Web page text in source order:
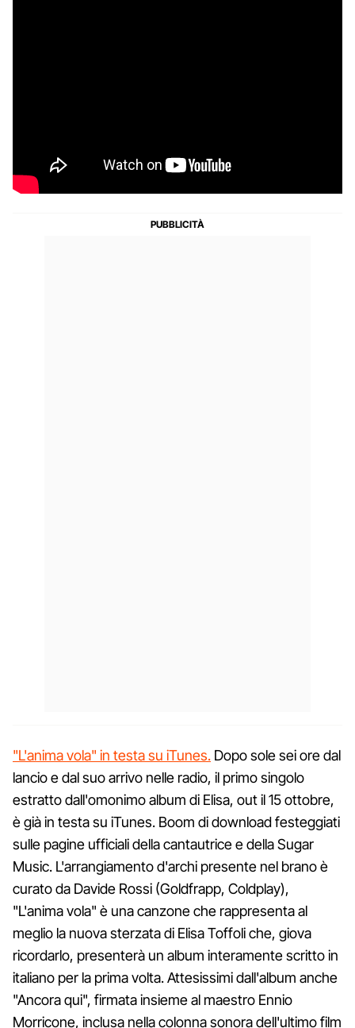
"L'anima vola" in testa su iTunes. Dopo sole sei ore dal
lancio e dal suo arrivo nelle radio, il primo singolo
estratto dall'omonimo album di Elisa, out il 15 ottobre,
è già in testa su iTunes. Boom di download festeggiati
sulle pagine ufficiali della cantautrice e della Sugar
Music. L'arrangiamento d'archi presente nel brano è
curato da Davide Rossi (Goldfrapp, Coldplay),
"L'anima vola" è una canzone che rappresenta al
meglio la nuova sterzata di Elisa Toffoli che, giova
ricordarlo, presenterà un album interamente scritto in
italiano per la prima volta. Attesissimi dall'album anche
"Ancora qui", firmata insieme al maestro Ennio
Morricone, inclusa nella colonna sonora dell'ultimo film